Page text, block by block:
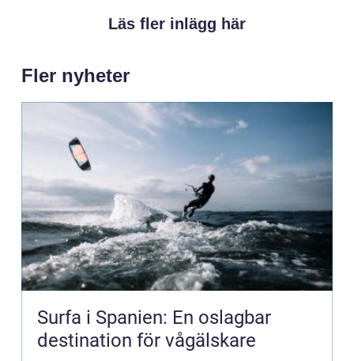
Läs fler inlägg här
Fler nyheter
Surfa i Spanien: En oslagbar
destination för vågälskare